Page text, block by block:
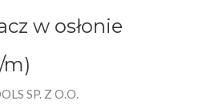
w osłonie
m)
SP. Z O.O.